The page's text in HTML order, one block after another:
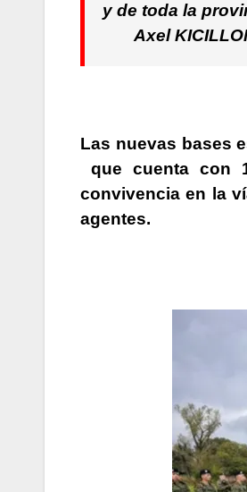
y de toda la
Axel
Las nuevas bases
que cuenta con
convivencia en la
agentes.